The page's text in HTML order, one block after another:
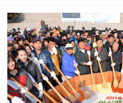
본문